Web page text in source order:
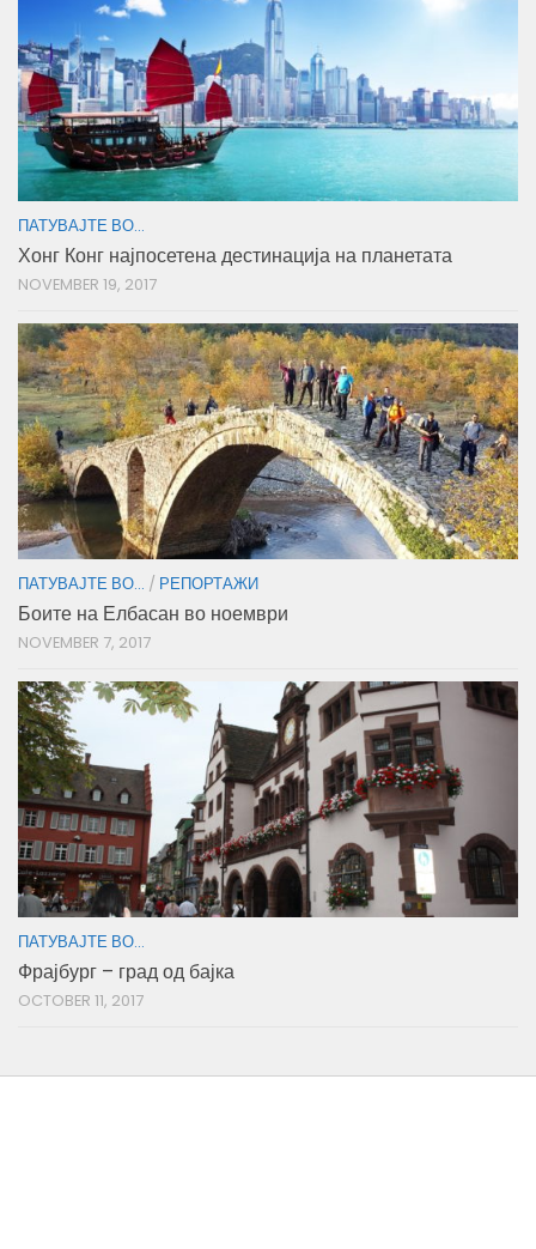
ПАТУВАЈТЕ ВО...
Хонг Конг најпосетена дестинација на планетата
NOVEMBER 19, 2017
ПАТУВАЈТЕ ВО... / РЕПОРТАЖИ
Боите на Елбасан во ноември
NOVEMBER 7, 2017
ПАТУВАЈТЕ ВО...
Фрајбург – град од бајка
OCTOBER 11, 2017